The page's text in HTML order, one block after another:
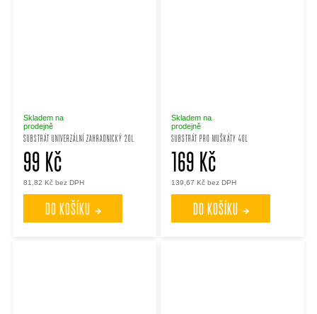
SUBSTRÁT UNIVERZÁLNÍ ZAHRADNICKÝ 20L
Skladem na
prodejně
81,82 Kč bez DPH
99 Kč
DO KOŠÍKU
SUBSTRÁT PRO MUŠKÁTY 40L
Skladem na
prodejně
139,67 Kč bez DPH
169 Kč
DO KOŠÍKU